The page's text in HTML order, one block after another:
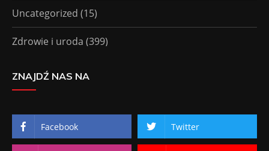
Uncategorized (15)
Zdrowie i uroda (399)
ZNAJDŹ NAS NA
Facebook Twitter